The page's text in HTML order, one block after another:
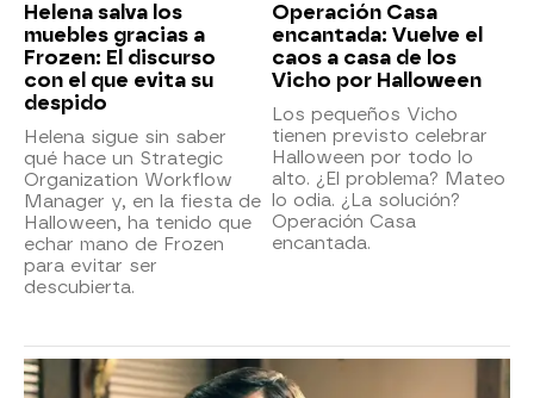
Helena salva los
muebles gracias a
Frozen: El discurso
con el que evita su
despido
Helena sigue sin saber
qué hace un Strategic
Organization Workflow
Manager y, en la fiesta de
Halloween, ha tenido que
echar mano de Frozen
para evitar ser
descubierta.
Operación Casa
encantada: Vuelve el
caos a casa de los
Vicho por Halloween
Los pequeños Vicho
tienen previsto celebrar
Halloween por todo lo
alto. ¿El problema? Mateo
lo odia. ¿La solución?
Operación Casa
encantada.